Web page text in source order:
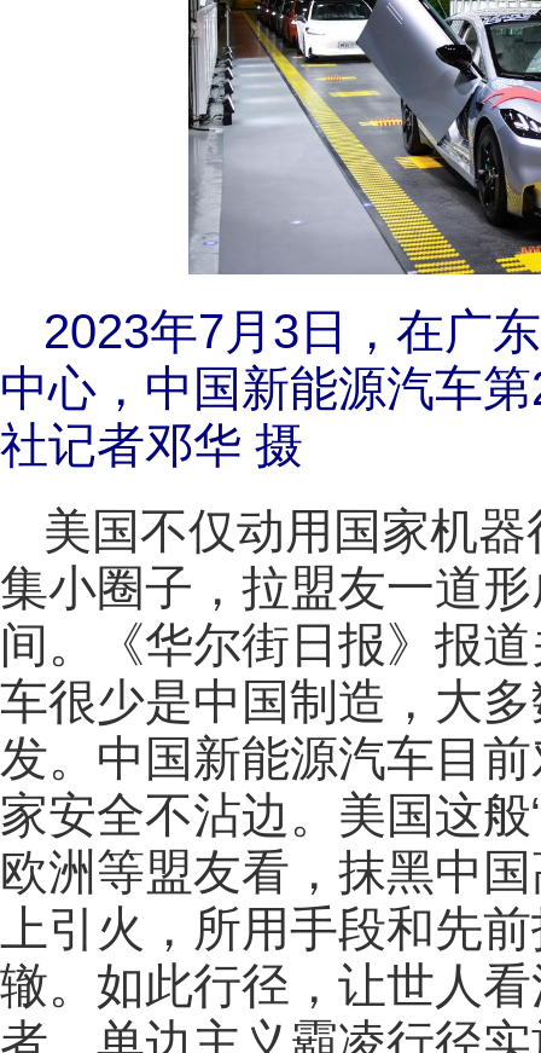
2023年7月3日，在广
中心，中国新能源汽车
社记者邓华 摄
美国不仅动用国家机
集小圈子，拉盟友一道
间。《华尔街日报》报
车很少是中国制造，大
发。中国新能源汽车目
家安全不沾边。美国这
欧洲等盟友看，抹黑中
上引火，所用手段和先
辙。如此行径，让世人
者、单边主义霸凌行径